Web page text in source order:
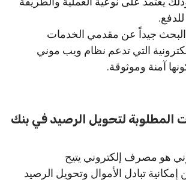
جيداً عن مقدمي الخدمات
التي تدعم نظام ويب موني
آمنة وموثوقة.
المطلوبة لتحويل الرصيد في بنك
هو مصرف إلكتروني يتيح
تبادل الأموال وتحويل الرصيد